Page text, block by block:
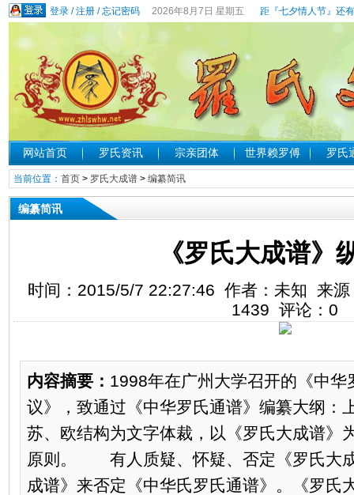
登录/注册/忘记密码 2026年8月7日 星期五 距『七夕情人节』还
网站首页 罗氏资讯 宗亲团体 世界赖罗傅 罗氏
当前位置： 首页> 罗氏大成谱> 编纂简讯
编纂简讯
《罗氏大成谱》
时间：2015/5/7 22:27:46 作者：未知 来
1439 评论： 0
内容摘要： 1998年在广州大学召开的《中华
议》，致通过《中华罗氏通谱》编纂大纲：
苏、欧结构为文字体裁，以《罗氏大成谱》
原则。 有人质疑、怀疑、否定《罗氏大
成谱》来否定《中华氏罗氏通谱》。《罗氏